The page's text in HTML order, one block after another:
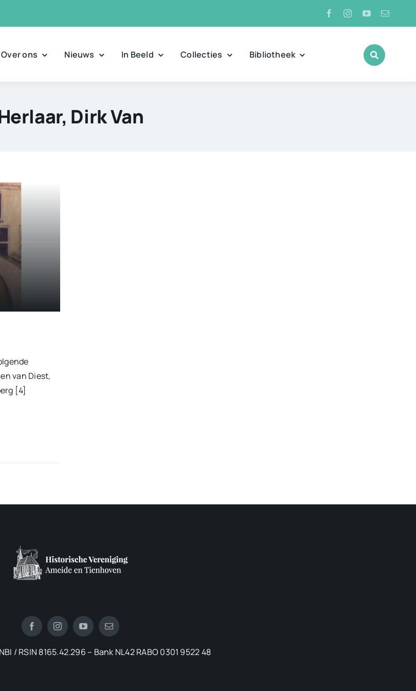
Over ons Nieuws In Beeld Collecties Bibliotheek
Dirk Van
van Diest,
[4]
/ RSIN 8165.42.296 – Bank NL42 RABO 0301 9522 48